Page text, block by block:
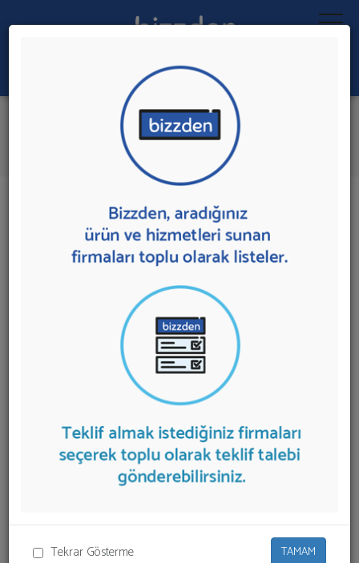
Tekrar Gösterme TAMAM
Ara:
Yangın Söndürme Sistemleri
İlk 1 Firmadan Teklif İste
1 sonuç bulundu.
Yenimahalle'deYangın Söndürme
sunan firmalar aşağıda listelenmektedir.
Yangın Söndürme Sistemleriteklifi almak için
listeden seçim yapıp ya da "İlk 5 Firmadan Teklif İste"
kısmından toplu olarak teklif talebinizi firmalara
aktarabilirsiniz.